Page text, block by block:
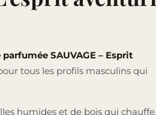
SAUVAGE – Esprit
tous les profils masculins qui
humides et de bois qui